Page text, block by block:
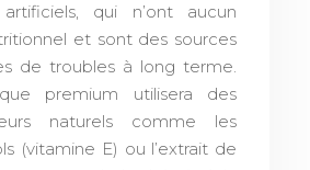
qui n’ont aucun
et sont des sources
de troubles à long terme.
premium utilisera des
naturels comme les
(vitamine E) ou l’extrait de